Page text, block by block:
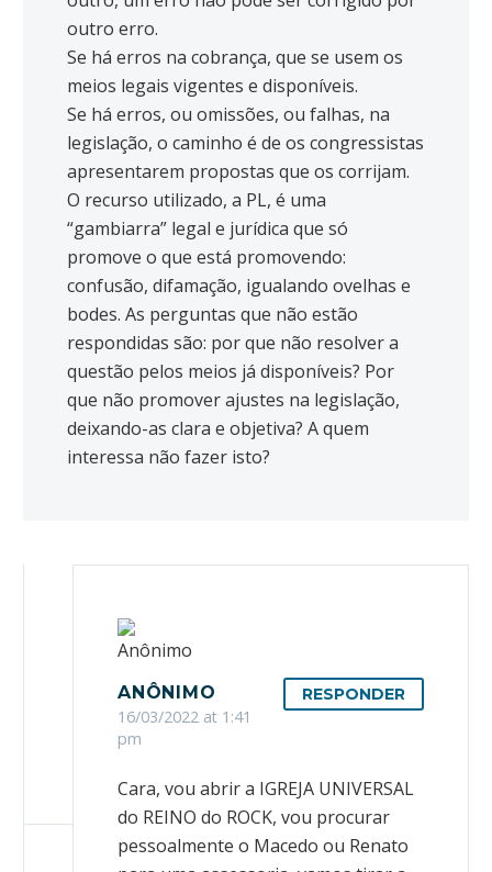
outro erro.
Se há erros na cobrança, que se usem os
meios legais vigentes e disponíveis.
Se há erros, ou omissões, ou falhas, na
legislação, o caminho é de os congressistas
apresentarem propostas que os corrijam.
O recurso utilizado, a PL, é uma
“gambiarra” legal e jurídica que só
promove o que está promovendo:
confusão, difamação, igualando ovelhas e
bodes. As perguntas que não estão
respondidas são: por que não resolver a
questão pelos meios já disponíveis? Por
que não promover ajustes na legislação,
deixando-as clara e objetiva? A quem
interessa não fazer isto?
ANÔNIMO
16/03/2022 at 1:41
pm
RESPONDER
Cara, vou abrir a IGREJA UNIVERSAL
do REINO do ROCK, vou procurar
pessoalmente o Macedo ou Renato